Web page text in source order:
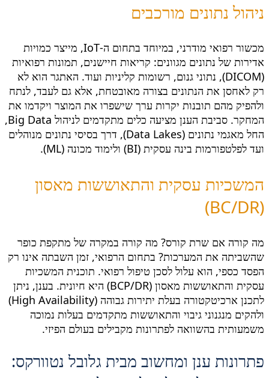
ניהול נתונים מורכבים
מכשור רפואי מודרני, במיוחד בתחום ה-IoT, מייצר כמויות
אדירות של נתונים מגוונים: קריאות חיישנים, תמונות רפואיות
(DICOM), נתוני גנום, רשומות קליניות ועוד. האתגר הוא לא
רק לאחסן את הנתונים בצורה מאובטחת, אלא גם לעבד, לנתח
ולהפיק מהם תובנות יקרות ערך שישפרו את המוצר ויקדמו את
המחקר. סביבת הענן מציעה כלים מתקדמים לניהול Big Data,
החל מאגמי נתונים (Data Lakes), דרך בסיסי נתונים מנוהלים
ועד לפלטפורמות בינה עסקית (BI) ולימוד מכונה (ML).
המשכיות עסקית והתאוששות מאסון
(BC/DR)
מה קורה אם שרת קורס? מה קורה במקרה של מתקפת כופר
שהשביתה את המערכות? בתחום הרפואי, זמן השבתה אינו רק
הפסד כספי, הוא עלול לסכן טיפול רפואי. תוכנית המשכיות
עסקית והתאוששות מאסון (BCP/DR) היא חיונית. בענן, ניתן
לתכנן ארכיטקטורה בעלת יתירות גבוהה (High Availability)
ולהקים מנגנוני גיבוי והתאוששות מתקדמים בעלות נמוכה
משמעותית בהשוואה לפתרונות מקבילים בעולם הפיזי.
פתרונות ענן ומחשוב מבית גלובל נטוורקס: